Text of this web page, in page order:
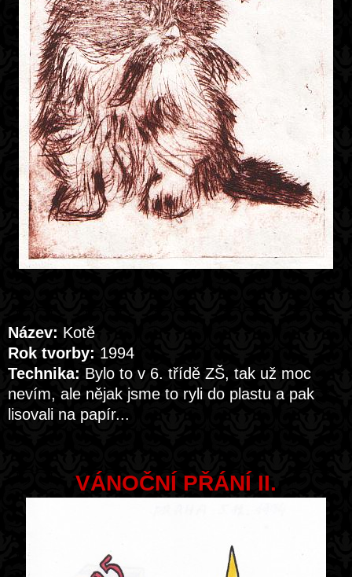
Název: Kotě
Rok tvorby: 1994
Technika: Bylo to v 6. třídě ZŠ, tak už moc
nevím, ale nějak jsme to ryli do plastu a pak
lisovali na papír...
VÁNOČNÍ PŘÁNÍ II.